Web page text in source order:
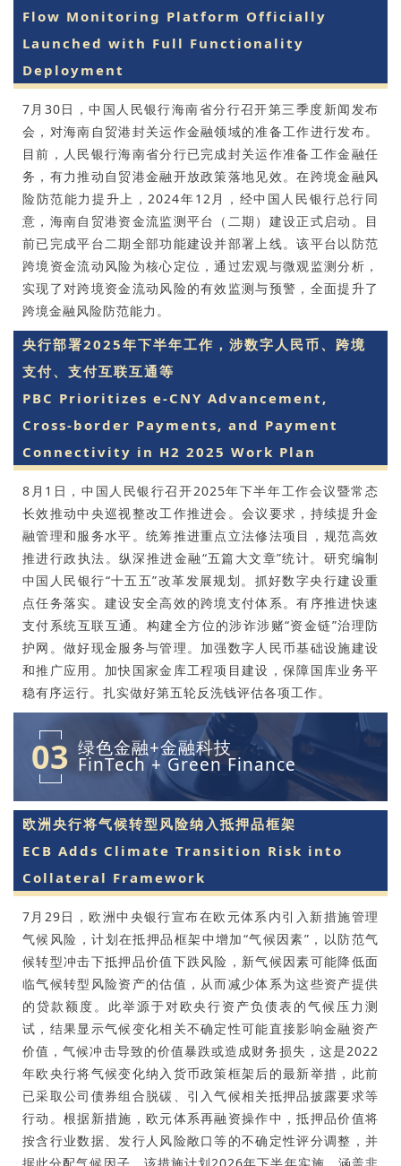
Flow Monitoring Platform Officially
Launched with Full Functionality
Deployment
7月30日，中国人民银行海南省分行召开第三季度新闻发布
会，对海南自贸港封关运作金融领域的准备工作进行发布。
目前，人民银行海南省分行已完成封关运作准备工作金融任
务，有力推动自贸港金融开放政策落地见效。在跨境金融风
险防范能力提升上，2024年12月，经中国人民银行总行同
意，海南自贸港资金流监测平台（二期）建设正式启动。目
前已完成平台二期全部功能建设并部署上线。该平台以防范
跨境资金流动风险为核心定位，通过宏观与微观监测分析，
实现了对跨境资金流动风险的有效监测与预警，全面提升了
跨境金融风险防范能力。
央行部署2025年下半年工作，涉数字人民币、跨境
支付、支付互联互通等
PBC Prioritizes e-CNY Advancement,
Cross-border Payments, and Payment
Connectivity in H2 2025 Work Plan
8月1日，中国人民银行召开2025年下半年工作会议暨常态
长效推动中央巡视整改工作推进会。会议要求，持续提升金
融管理和服务水平。统筹推进重点立法修法项目，规范高效
推进行政执法。纵深推进金融“五篇大文章”统计。研究编制
中国人民银行“十五五”改革发展规划。抓好数字央行建设重
点任务落实。建设安全高效的跨境支付体系。有序推进快速
支付系统互联互通。构建全方位的涉诈涉赌“资金链”治理防
护网。做好现金服务与管理。加强数字人民币基础设施建设
和推广应用。加快国家金库工程项目建设，保障国库业务平
稳有序运行。扎实做好第五轮反洗钱评估各项工作。
03 绿色金融+金融科技
FinTech + Green Finance
欧洲央行将气候转型风险纳入抵押品框架
ECB Adds Climate Transition Risk into
Collateral Framework
7月29日，欧洲中央银行宣布在欧元体系内引入新措施管理
气候风险，计划在抵押品框架中增加“气候因素”，以防范气
候转型冲击下抵押品价值下跌风险，新气候因素可能降低面
临气候转型风险资产的估值，从而减少体系为这些资产提供
的贷款额度。此举源于对欧央行资产负债表的气候压力测
试，结果显示气候变化相关不确定性可能直接影响金融资产
价值，气候冲击导致的价值暴跌或造成财务损失，这是2022
年欧央行将气候变化纳入货币政策框架后的最新举措，此前
已采取公司债券组合脱碳、引入气候相关抵押品披露要求等
行动。根据新措施，欧元体系再融资操作中，抵押品价值将
按含行业数据、发行人风险敞口等的不确定性评分调整，并